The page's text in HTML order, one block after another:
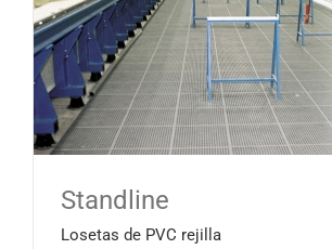
Standline
Losetas de PVC rejilla